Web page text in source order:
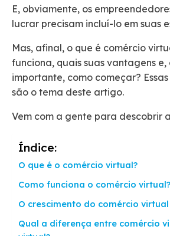
E, obviamente, os
lucrar precisam incluí-lo em suas
Mas, afinal, o que é comércio
funciona, quais suas vantagens e,
importante, como começar?
são o tema deste artigo.
Vem com a gente para descobrir
Índice:
O que é o comércio virtual?
Como funciona o comércio virtual?
O crescimento do comércio virtual
Qual a diferença entre comércio